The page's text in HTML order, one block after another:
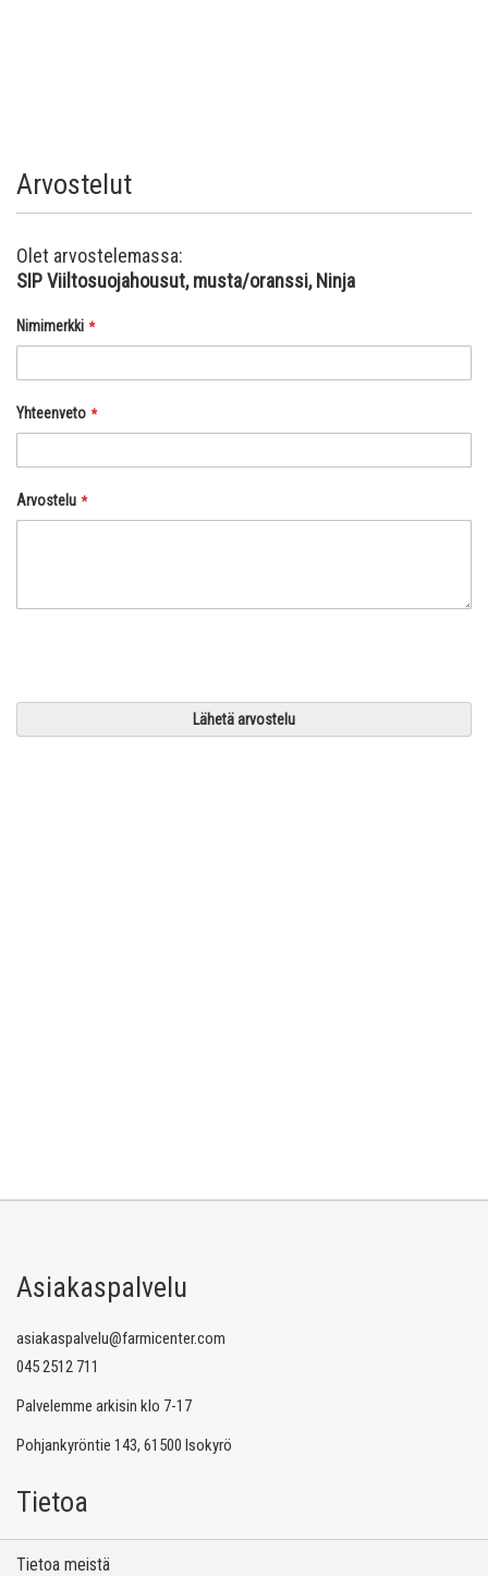
Arvostelut
Olet arvostelemassa:
SIP Viiltosuojahousut, musta/oranssi, Ninja
Nimimerkki
Yhteenveto
Arvostelu
Lähetä arvostelu
Asiakaspalvelu
asiakaspalvelu@farmicenter.com
045 2512 711
Palvelemme arkisin klo 7-17
Pohjankyröntie 143, 61500 Isokyrö
Tietoa
Tietoa meistä